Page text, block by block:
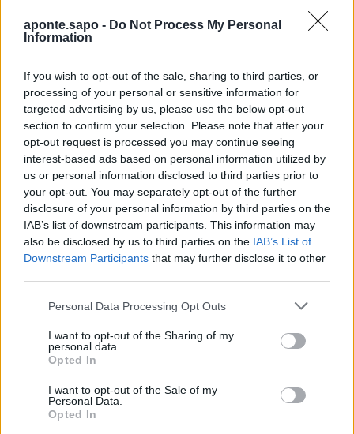
aponte.sapo - Do Not Process My Personal
Information
If you wish to opt-out of the sale, sharing to third parties, or
processing of your personal or sensitive information for
targeted advertising by us, please use the below opt-out
section to confirm your selection. Please note that after your
opt-out request is processed you may continue seeing
interest-based ads based on personal information utilized by
us or personal information disclosed to third parties prior to
your opt-out. You may separately opt-out of the further
disclosure of your personal information by third parties on the
IAB’s list of downstream participants. This information may
also be disclosed by us to third parties on the IAB’s List of
Downstream Participants that may further disclose it to other
Personal Data Processing Opt Outs
I want to opt-out of the Sharing of my
personal data.
Opted In
I want to opt-out of the Sale of my
Personal Data.
Opted In
Quantcast
Contato:geral@aponte.pt
</body>
<script type="text/javascript">
window._qevents = window._qevents || [];
(function() {
var elem = document.createElement('script');
elem.src = (document.location.protocol ==